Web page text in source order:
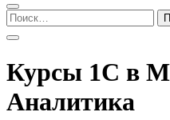
Найти:
Курсы 1С в
Аналитика